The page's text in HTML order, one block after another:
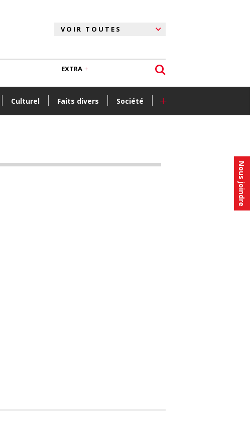
Nous joindre
Culturel Faits divers Société +
EXTRA